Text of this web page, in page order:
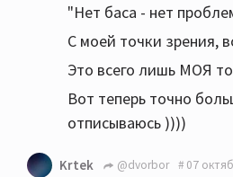
"Нет баса - нет
С моей точки зрения,
Это всего лишь МОЯ
Вот теперь точно
отписываюсь ))))
Krtek @dvorbor 07